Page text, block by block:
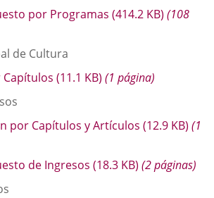
por Programas (414.2 KB) (108
de Cultura
Capítulos (11.1 KB) (1 página)
por Capítulos y Artículos (12.9 KB) (1
de Ingresos (18.3 KB) (2 páginas)